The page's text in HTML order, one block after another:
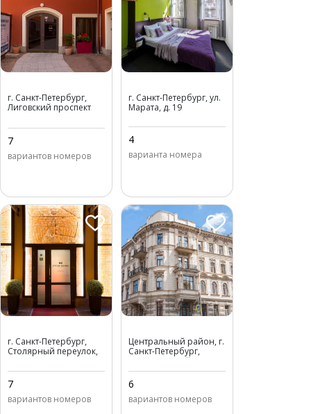
г. Санкт-Петербург,
Лиговский проспект
д. 1
7
вариантов номеров
г. Санкт-Петербург, ул.
Марата, д. 19
4
варианта номера
г. Санкт-Петербург,
Столярный переулок,
7
вариантов номеров
Центральный район, г.
Санкт-Петербург,
Владимирский
проспект, д. 18/2
6
вариантов номеров